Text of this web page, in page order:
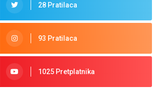
28 Pratilaca
93 Pratilaca
1025 Pretplatnika